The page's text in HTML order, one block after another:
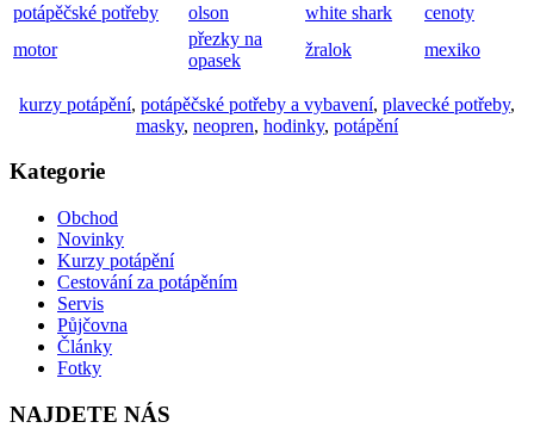
potápěčské potřeby
olson white shark
cenoty
motor
přezky na
opasek
žralok mexiko
kurzy potápění, potápěčské potřeby a vybavení, plavecké potřeby,
masky, neopren, hodinky, potápění
Kategorie
Obchod
Novinky
Kurzy potápění
Cestování za potápěním
Servis
Půjčovna
Články
Fotky
NAJDETE NÁS